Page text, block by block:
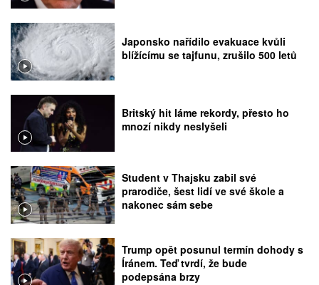
Japonsko nařídilo evakuace kvůli
blížícímu se tajfunu, zrušilo 500 letů
Britský hit láme rekordy, přesto ho
mnozí nikdy neslyšeli
Student v Thajsku zabil své
prarodiče, šest lidí ve své škole a
nakonec sám sebe
Trump opět posunul termín dohody s
Íránem. Teď tvrdí, že bude
podepsána brzy